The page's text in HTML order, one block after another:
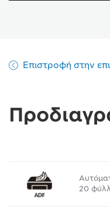
Επιστροφή στην
20